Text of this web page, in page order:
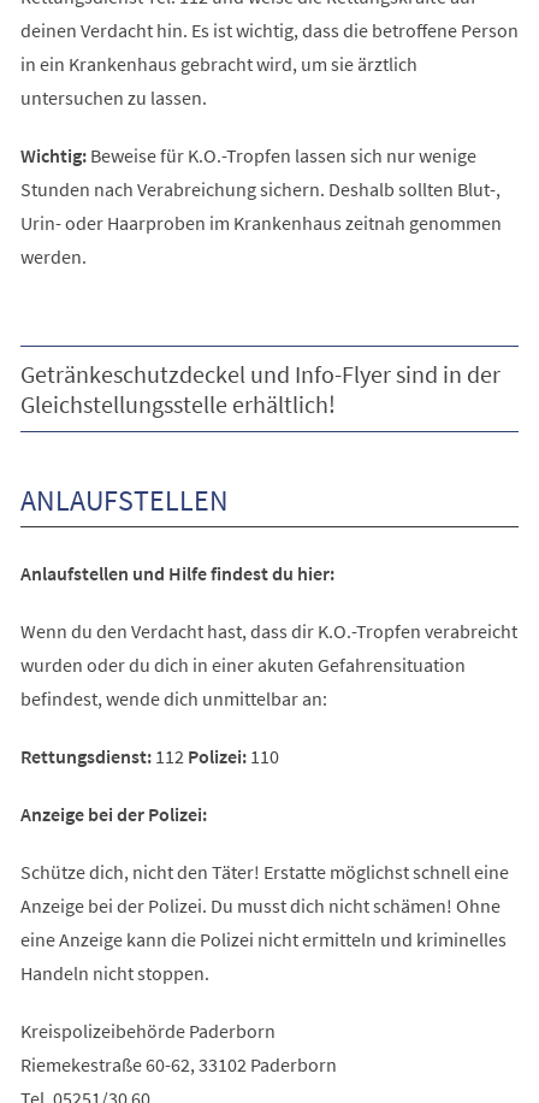
deinen Verdacht hin. Es ist wichtig, dass die betroffene Person
in ein Krankenhaus gebracht wird, um sie ärztlich
untersuchen zu lassen.
Wichtig:Beweise für K.O.-Tropfen lassen sich nur wenige
Stunden nach Verabreichung sichern. Deshalb sollten Blut-,
Urin- oder Haarproben im Krankenhaus zeitnah genommen
werden.
Getränkeschutzdeckel und Info-Flyer sind in der
Gleichstellungsstelle erhältlich!
ANLAUFSTELLEN
Anlaufstellen und Hilfe findest du hier:
Wenn du den Verdacht hast, dass dir K.O.-Tropfen verabreicht
wurden oder du dich in einer akuten Gefahrensituation
befindest, wende dich unmittelbar an:
Rettungsdienst:112 Polizei:110
Anzeige bei der Polizei:
Schütze dich, nicht den Täter! Erstatte möglichst schnell eine
Anzeige bei der Polizei. Du musst dich nicht schämen! Ohne
eine Anzeige kann die Polizei nicht ermitteln und kriminelles
Handeln nicht stoppen.
Kreispolizeibehörde Paderborn
Riemekestraße 60-62, 33102 Paderborn
Tel. 05251/30 60